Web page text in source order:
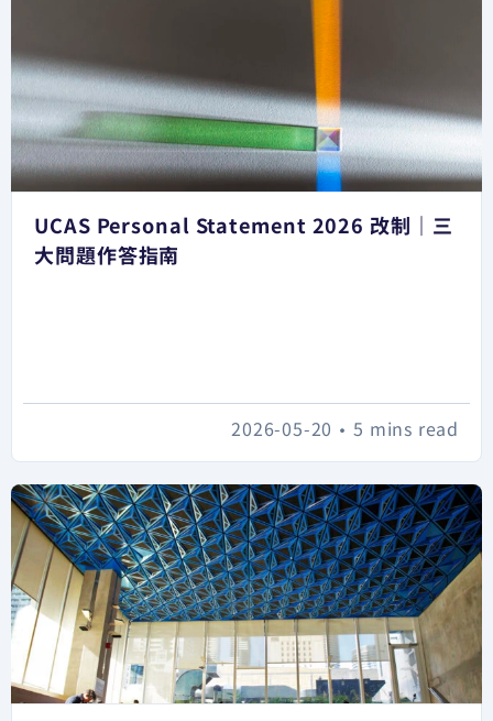
UCAS Personal Statement 2026 改制｜三
大問題作答指南
5 mins read
•
2026-05-20